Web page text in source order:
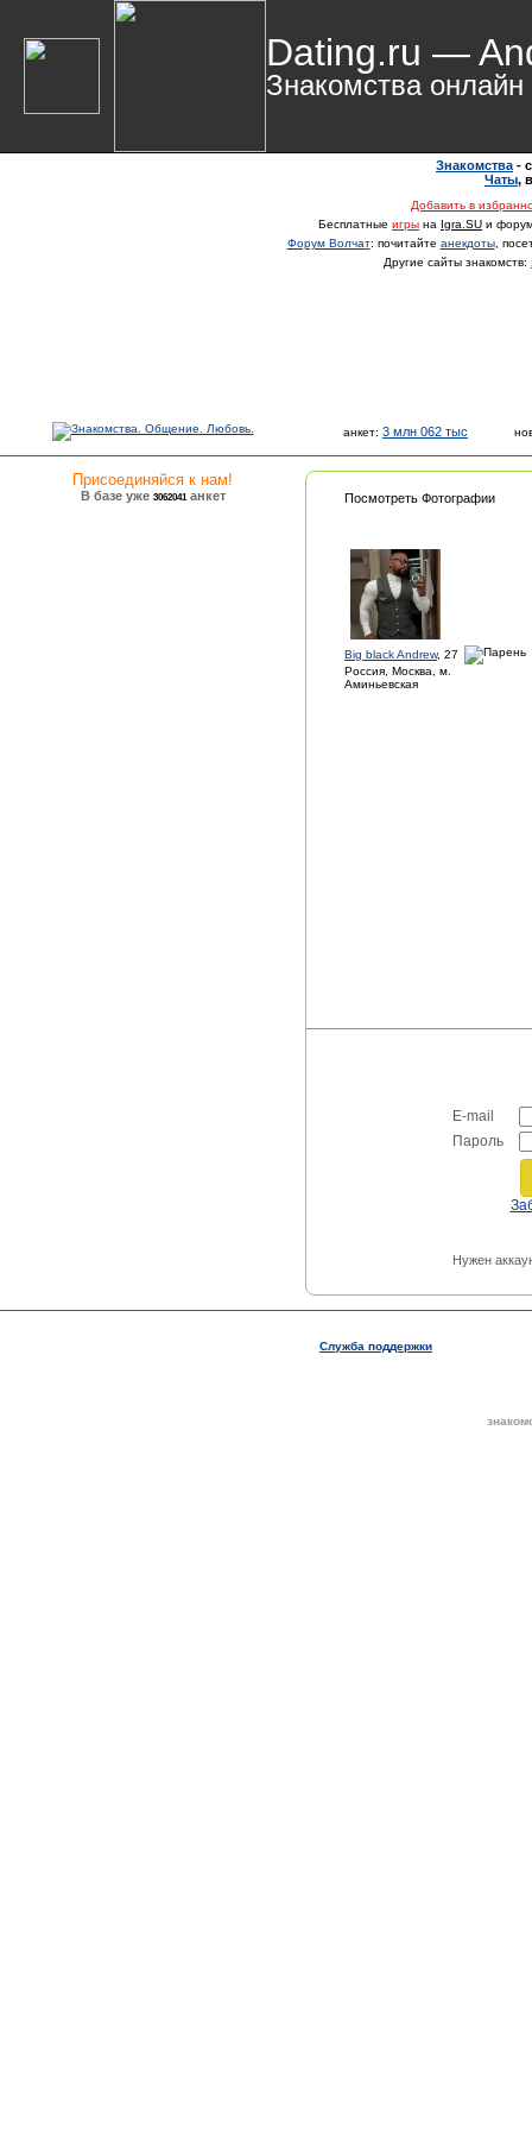
Dating.ru —
Знакомства онлайн
Знакомства -
Чаты,
Добавить в
Бесплатные игры на Igra.SU и
Форум Волчат: почитайте анекдоты,
Другие сайты знакомств:
анкет: 3 млн 062 тыс
Присоединяйся к нам!
В базе уже 3062041 анкет Посмотреть Фотографии
Big black Andrew, 27
Россия, Москва, м.
Аминьевская
E-mail
Пароль
Нужен
Служба поддержки